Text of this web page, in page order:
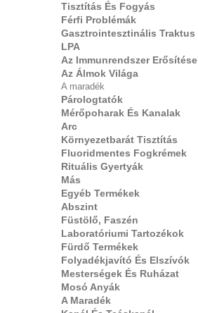
Tisztítás És Fogyás
Férfi Problémák
Gasztrointesztinális Traktus
LPA
Az Immunrendszer Erősítése
Az Álmok Világa
A maradék
Párologtatók
Mérőpoharak És Kanalak
Arc
Környezetbarát Tisztítás
Fluoridmentes Fogkrémek
Rituális Gyertyák
Más
Egyéb Termékek
Abszint
Füstölő, Faszén
Laboratóriumi Tartozékok
Fürdő Termékek
Folyadékjavító És Elszívók
Mesterségek És Ruházat
Mosó Anyák
A Maradék